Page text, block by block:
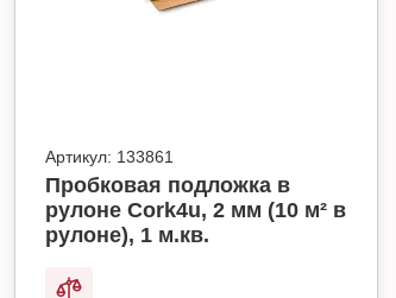
Артикул: 133861
Пробковая подложка в
рулоне Cork4u, 2 мм (10 м² в
рулоне), 1 м.кв.